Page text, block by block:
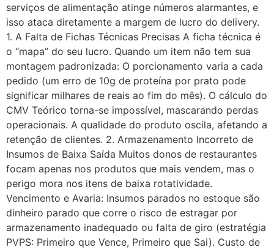
serviços de alimentação atinge números alarmantes, e
isso ataca diretamente a margem de lucro do delivery.
1. A Falta de Fichas Técnicas Precisas A ficha técnica é
o “mapa” do seu lucro. Quando um item não tem sua
montagem padronizada: O porcionamento varia a cada
pedido (um erro de 10g de proteína por prato pode
significar milhares de reais ao fim do mês). O cálculo do
CMV Teórico torna-se impossível, mascarando perdas
operacionais. A qualidade do produto oscila, afetando a
retenção de clientes. 2. Armazenamento Incorreto de
Insumos de Baixa Saída Muitos donos de restaurantes
focam apenas nos produtos que mais vendem, mas o
perigo mora nos itens de baixa rotatividade.
Vencimento e Avaria: Insumos parados no estoque são
dinheiro parado que corre o risco de estragar por
armazenamento inadequado ou falta de giro (estratégia
PVPS: Primeiro que Vence, Primeiro que Sai). Custo de